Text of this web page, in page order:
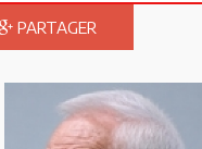
PARTAGER